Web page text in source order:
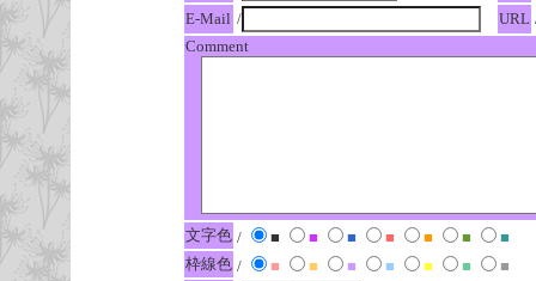
E-Mail / URL
Comment
文字色 / ■ ■ ■ ■ ■ ■
■
枠線色 / ■ ■ ■ ■ ■ ■
■